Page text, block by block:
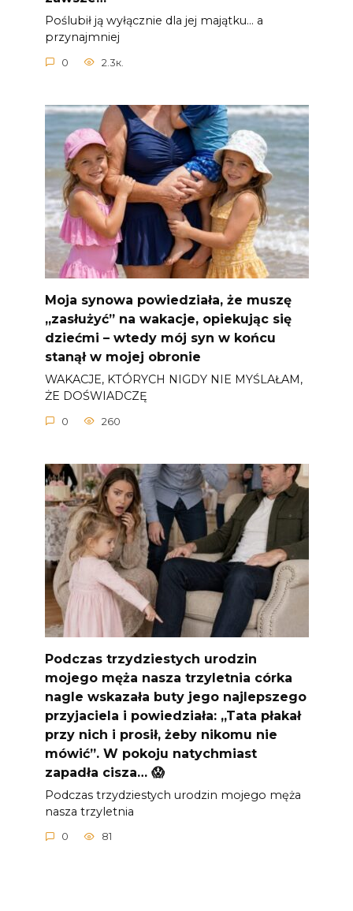
Poślubił ją wyłącznie dla jej majątku… a
przynajmniej
0 2.3к.
Moja synowa powiedziała, że ​​muszę
„zasłużyć” na wakacje, opiekując się
dziećmi – wtedy mój syn w końcu
stanął w mojej obronie
WAKACJE, KTÓRYCH NIGDY NIE MYŚLAŁAM,
ŻE DOŚWIADCZĘ
0 260
Podczas trzydziestych urodzin
mojego męża nasza trzyletnia córka
nagle wskazała buty jego najlepszego
przyjaciela i powiedziała: „Tata płakał
przy nich i prosił, żeby nikomu nie
mówić”. W pokoju natychmiast
zapadła cisza… 😱
Podczas trzydziestych urodzin mojego męża
nasza trzyletnia
0 81